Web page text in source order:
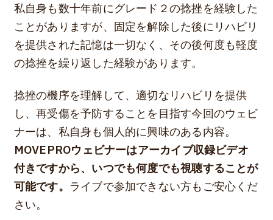
私自身も数十年前にグレード２の捻挫を経験した
ことがありますが、固定を解除した後にリハビリ
を提供された記憶は一切なく、その後何度も軽度
の捻挫を繰り返した経験があります。
捻挫の機序を理解して、適切なリハビリを提供
し、再受傷を予防することを目指す今回のウェビ
ナーは、私自身も個人的に興味のある内容。
MOVEPROウェビナーはアーカイブ収録ビデオ
付きですから、いつでも何度でも視聴することが
可能です。 ライブで参加できない方もご安心くだ
さい。